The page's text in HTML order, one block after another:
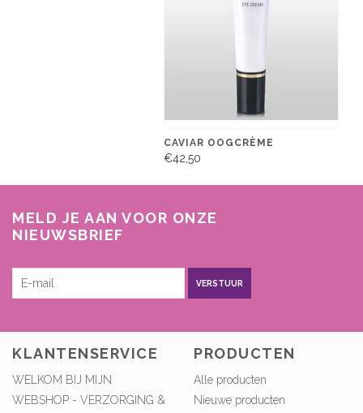
CAVIAR OOGCRÈME
€42,50
MELD JE AAN VOOR ONZE
NIEUWSBRIEF
VERSTUUR
KLANTENSERVICE
WELKOM BIJ MIJN
WEBSHOP - VERZORGING &
PRODUCTEN
Alle producten
Nieuwe producten